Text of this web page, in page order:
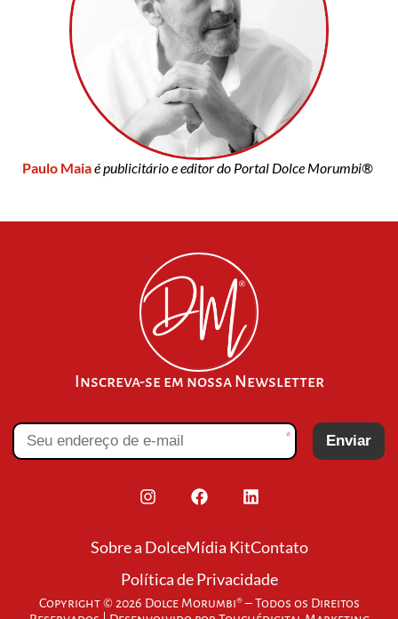
Paulo Maiaé publicitário e editor do Portal Dolce Morumbi®
Inscreva-se em nossa Newsletter
* Enviar
Sobre a DolceMídia KitContato
Política de Privacidade
Copyright © 2026 Dolce Morumbi® – Todos os Direitos